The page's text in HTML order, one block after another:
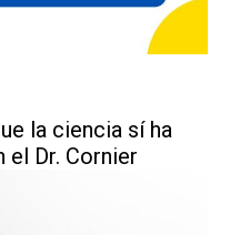
la ciencia sí ha
el Dr. Cornier